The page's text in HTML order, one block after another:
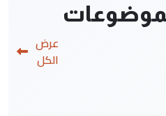
عرض
الكل